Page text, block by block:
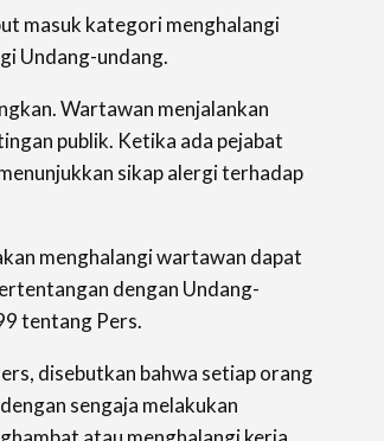
masuk kategori menghalangi
Undang-undang.
Wartawan menjalankan
publik. Ketika ada pejabat
sikap alergi terhadap
menghalangi wartawan dapat
dengan Undang-
tentang Pers.
disebutkan bahwa setiap orang
sengaja melakukan